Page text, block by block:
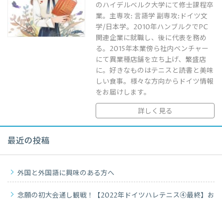
のハイデルベルク大学にて修士課程卒
業。主専攻: 言語学 副専攻:ドイツ文
学/日本学。2010年ハンブルクでPC
関連企業に就職し、後に代表を務め
る。2015年本業傍ら社内ベンチャー
にて異業種店舗を立ち上げ、繁盛店
に。好きなものはテニスと読書と美味
しい食事。様々な方向からドイツ情報
をお届けします。
詳しく見る
最近の投稿
外国と外国語に興味のある方へ
念願の初大会通し観戦！【2022年ドイツハレテニス④最終】お